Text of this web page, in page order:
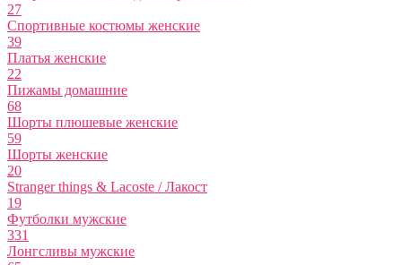
27
Спортивные костюмы женские
39
Платья женские
22
Пижамы домашние
68
Шорты плюшевые женские
59
Шорты женские
20
Stranger things & Lacoste / Лакост
19
Футболки мужские
331
Лонгсливы мужские